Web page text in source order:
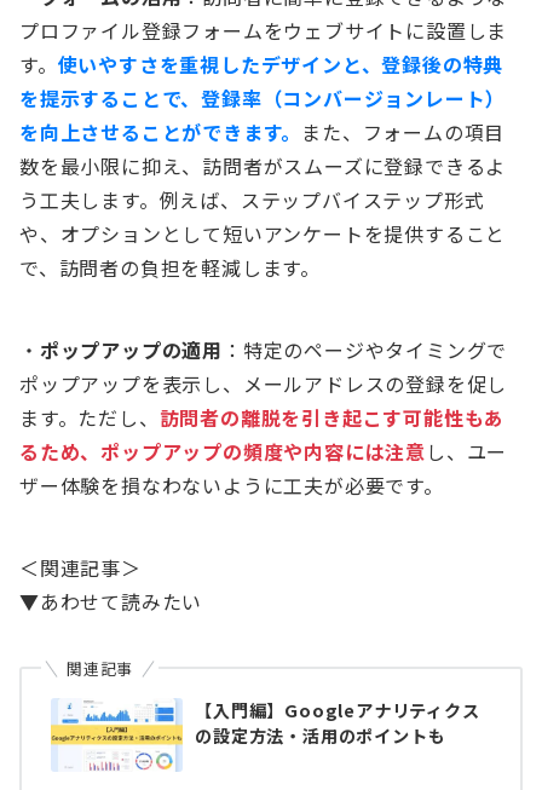
プロファイル登録フォームをウェブサイトに設置しま
す。 使いやすさを重視したデザインと、登録後の特典
を提示することで、登録率（コンバージョンレート）
を向上させることができます。 また、フォームの項目
数を最小限に抑え、訪問者がスムーズに登録できるよ
う工夫します。例えば、ステップバイステップ形式
や、オプションとして短いアンケートを提供すること
で、訪問者の負担を軽減します。
・ ポップアップの適用 ：特定のページやタイミングで
ポップアップを表示し、メールアドレスの登録を促し
ます。ただし、 訪問者の離脱を引き起こす可能性もあ
るため、ポップアップの頻度や内容には注意し、ユー
ザー体験を損なわないように工夫が必要です。
＜関連記事＞
▼あわせて読みたい
関連記事
【入門編】Googleアナリティクス
の設定方法・活用のポイントも